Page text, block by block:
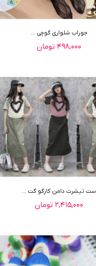
جوراب شلواری گوچی ...
۴۹۸,۰۰۰ تومان
ست تیشرت دامن کارگو گت ...
۲,۴۱۵,۰۰۰ تومان